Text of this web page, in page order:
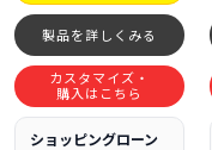
製品を詳しくみる
カスタマイズ・
購入はこちら
ショッピングローン